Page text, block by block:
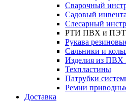
Сварочный
Садовый
Слесарный
РТИ ПВХ и ПЭТ
Рукава
Сальники и
Изделия из
Техпластины
Патрубки
Ремни
Доставка